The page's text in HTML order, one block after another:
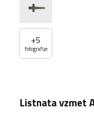
+5
fotografije
Listnata vzmet